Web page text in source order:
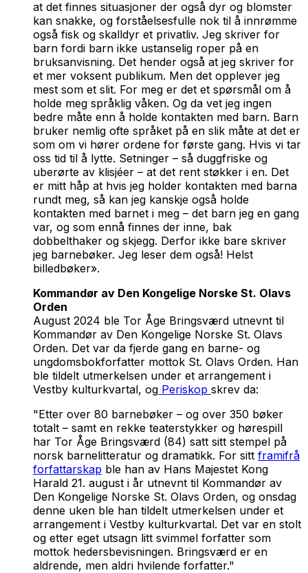
at det finnes situasjoner der også dyr og blomster
kan snakke, og forståelsesfulle nok til å innrømme
også fisk og skalldyr et privatliv. Jeg skriver for
barn fordi barn ikke ustanselig roper på en
bruksanvisning. Det hender også at jeg skriver for
et mer voksent publikum. Men det opplever jeg
mest som et slit. For meg er det et spørsmål om å
holde meg språklig våken. Og da vet jeg ingen
bedre måte enn å holde kontakten med barn. Barn
bruker nemlig ofte språket på en slik måte at det er
som om vi hører ordene for første gang. Hvis vi tar
oss tid til å lytte. Setninger – så duggfriske og
uberørte av klisjéer – at det rent støkker i en. Det
er mitt håp at hvis jeg holder kontakten med barna
rundt meg, så kan jeg kanskje også holde
kontakten med barnet i meg – det barn jeg en gang
var, og som ennå finnes der inne, bak
dobbelthaker og skjegg. Derfor ikke bare skriver
jeg barnebøker. Jeg leser dem også! Helst
billedbøker».
Kommandør av Den Kongelige Norske St. Olavs
Orden
August 2024 ble Tor Åge Bringsværd utnevnt til
Kommandør av Den Kongelige Norske St. Olavs
Orden. Det var da fjerde gang en barne- og
ungdomsbokforfatter mottok St. Olavs Orden. Han
ble tildelt utmerkelsen under et arrangement i
Vestby kulturkvartal, og Periskop skrev da:
"Etter over 80 barnebøker – og over 350 bøker
totalt – samt en rekke teaterstykker og hørespill
har Tor Åge Bringsværd (84) satt sitt stempel på
norsk barnelitteratur og dramatikk. For sitt framifrå
forfattarskap ble han av Hans Majestet Kong
Harald 21. august i år utnevnt til Kommandør av
Den Kongelige Norske St. Olavs Orden, og onsdag
denne uken ble han tildelt utmerkelsen under et
arrangement i Vestby kulturkvartal. Det var en stolt
og etter eget utsagn litt svimmel forfatter som
mottok hedersbevisningen. Bringsværd er en
aldrende, men aldri hvilende forfatter."